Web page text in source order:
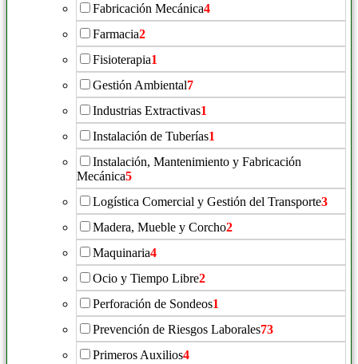
Fabricación Mecánica4
Farmacia2
Fisioterapia1
Gestión Ambiental7
Industrias Extractivas1
Instalación de Tuberías1
Instalación, Mantenimiento y Fabricación
Mecánica5
Logística Comercial y Gestión del Transporte3
Madera, Mueble y Corcho2
Maquinaria4
Ocio y Tiempo Libre2
Perforación de Sondeos1
Prevención de Riesgos Laborales73
Primeros Auxilios4